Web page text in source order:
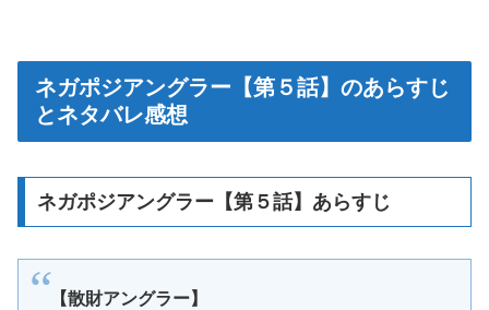
ネガポジアングラー【第５話】のあらすじ
とネタバレ感想
ネガポジアングラー【第５話】あらすじ
【散財アングラー】